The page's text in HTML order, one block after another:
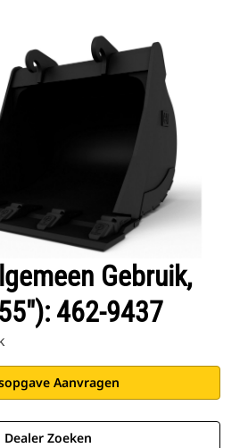
Gebruik,
462-9437
Aanvragen
Dealer Zoeken